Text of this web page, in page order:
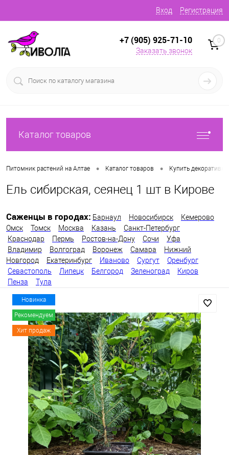
Вход Регистрация
+7 (905) 925-71-10
Заказать звонок
0
Каталог товаров
Питомник растений на Алтае • Каталог товаров • Купить
Ель сибирская, сеянец 1 шт в Кирове
Саженцы в городах: Барнаул Новосибирск
Кемерово
Омск
Томск Москва Казань
Санкт-Петербург
Краснодар
Пермь Ростов-на-Дону Сочи
Уфа
Владимир
Волгоград Воронеж Самара
Нижний
Новгород
Екатеринбург Иваново Сургут
Оренбург
Севастополь
Липецк Белгород Зеленоград
Киров
Пенза
Тула
Новинка
Рекомендуем
Хит продаж